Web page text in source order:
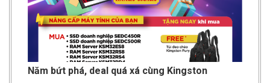
Năm bứt phá, deal quá xá cùng Kingston